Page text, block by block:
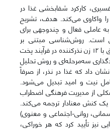
کارکرد شفابخشی غذا در
را واکاوی می‌کند. هدف، تشریح
به عاملی فعال و چندوجهی برای
است. روش‌شناسی مبتنی بر
مصاحبه‌های نیمه‌ساختاریافته عمیق با ۱۲ زن نذرکننده در فرآیند پخت
سه‌مرحله‌ای و روش تحلیل
داد که غذا در نذر، از صرفاً
نیت و امید تبدیل می‌شود.
از مدیریت فرهنگی اضطراب
کنش معنادار ترجمه می‌کند.
روانی-اجتماعی و معنوی)
نیز تأیید کرد که هر خوراکی،